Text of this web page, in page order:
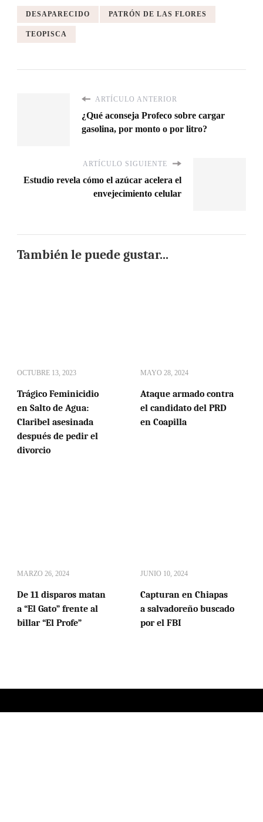
DESAPARECIDO PATRÓN DE LAS FLORES
TEOPISCA
ARTÍCULO ANTERIOR
¿Qué aconseja Profeco sobre cargar
gasolina, por monto o por litro?
ARTÍCULO SIGUIENTE
Estudio revela cómo el azúcar acelera el
envejecimiento celular
También le puede gustar...
OCTUBRE 13, 2023
Trágico Feminicidio
en Salto de Agua:
Claribel asesinada
después de pedir el
divorcio
MAYO 28, 2024
Ataque armado contra
el candidato del PRD
en Coapilla
MARZO 26, 2024
De 11 disparos matan
a “El Gato” frente al
billar “El Profe”
JUNIO 10, 2024
Capturan en Chiapas
a salvadoreño buscado
por el FBI